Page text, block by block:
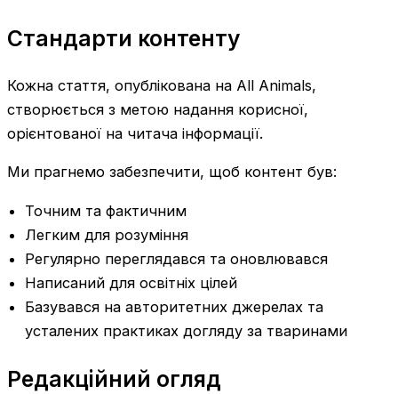
Стандарти контенту
Кожна стаття, опублікована на All Animals,
створюється з метою надання корисної,
орієнтованої на читача інформації.
Ми прагнемо забезпечити, щоб контент був:
Точним та фактичним
Легким для розуміння
Регулярно переглядався та оновлювався
Написаний для освітніх цілей
Базувався на авторитетних джерелах та
усталених практиках догляду за тваринами
Редакційний огляд